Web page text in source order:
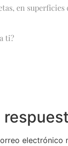
en superficies
ti?
electrónico